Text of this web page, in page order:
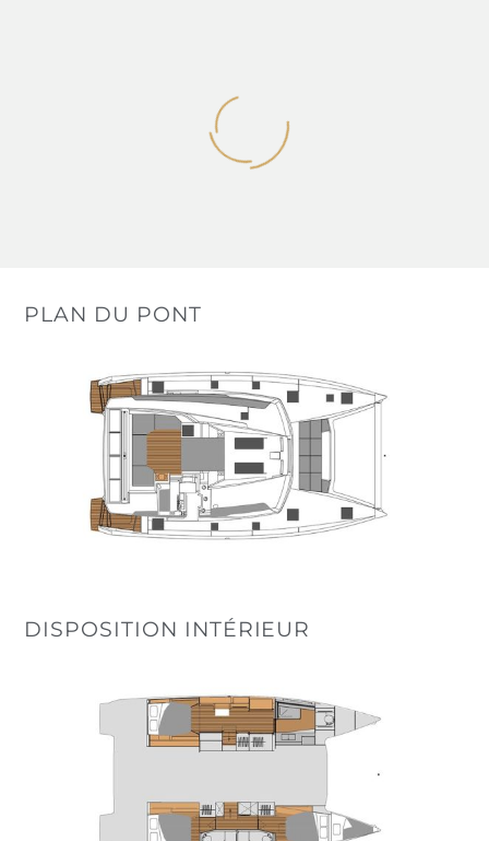
PLAN DU PONT
DISPOSITION INTÉRIEUR